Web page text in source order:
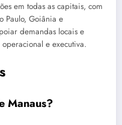
em todas as capitais, com
Paulo, Goiânia e
demandas locais e
e executiva.
Manaus?